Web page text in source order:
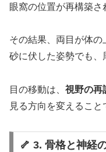
眼窩の位置が再構築さ
その結果、両目が体の
砂に伏した姿勢でも、
目の移動は、 視野の再
見る方向を変えること
🦴 3. 骨格と神経